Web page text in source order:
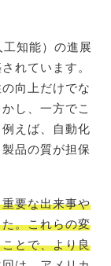
知能）の進展
れています。
向上だけでな
し、一方でこ
えば、自動化
品の質が担保
要な出来事や
。これらの変
とで、より良